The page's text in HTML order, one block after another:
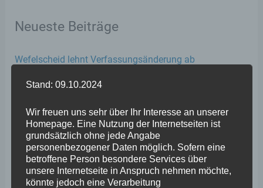
Neueste Beiträge
Wefelscheid lehnt Verfassungsänderung ab
VfL Kesselheim e.V. bittet Stadt um Unterstützung bei
Engstelle in Aachener Straße – Wefelscheid: „Rübenach
erstickt im Verkehr“
Wefelscheid besichtigt Fort Konstantin
Wefelscheid bei 3-jährigem Jubiläum von Particura
Stand: 09.10.2024
Wir freuen uns sehr über Ihr Interesse an unserer
Homepage. Eine Nutzung der Internetseiten ist
grundsätzlich ohne jede Angabe
personenbezogener Daten möglich. Sofern eine
betroffene Person besondere Services über
unsere Internetseite in Anspruch nehmen möchte,
könnte jedoch eine Verarbeitung